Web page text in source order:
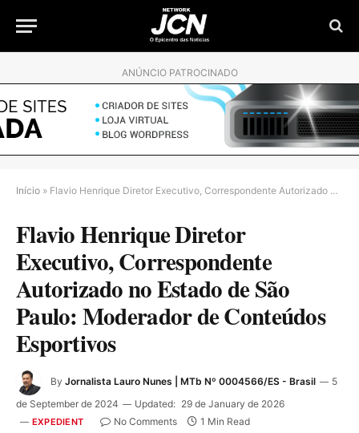
ANÚNCIO PATROCINADO
Início » Flavio Henrique Diretor Executivo, Correspondente Autorizado no Estado de São Paulo: Moderador de Conteúdos Esportivos
Flavio Henrique Diretor
Executivo, Correspondente
Autorizado no Estado de São
Paulo: Moderador de Conteúdos
Esportivos
By Jornalista Lauro Nunes | MTb Nº 0004566/ES - Brasil
5
de September de 2024
Updated: 29 de January de 2026
EXPEDIENT No Comments 1 Min Read